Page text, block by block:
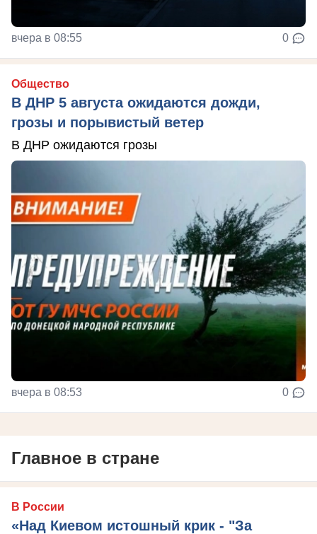
вчера в 08:55 0
Общество
В ДНР 5 августа ожидаются дожди,
грозы и порывистый ветер
В ДНР ожидаются грозы
вчера в 08:53 0
Главное в стране
В России
«Над Киевом истошный крик - "За